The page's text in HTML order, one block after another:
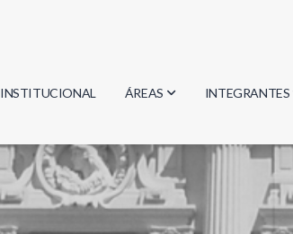
INSTITUCIONAL ÁREAS
Biología
Física
Geociencias
INTEGRANTES
Investigadores
Estudiantes
Egresados